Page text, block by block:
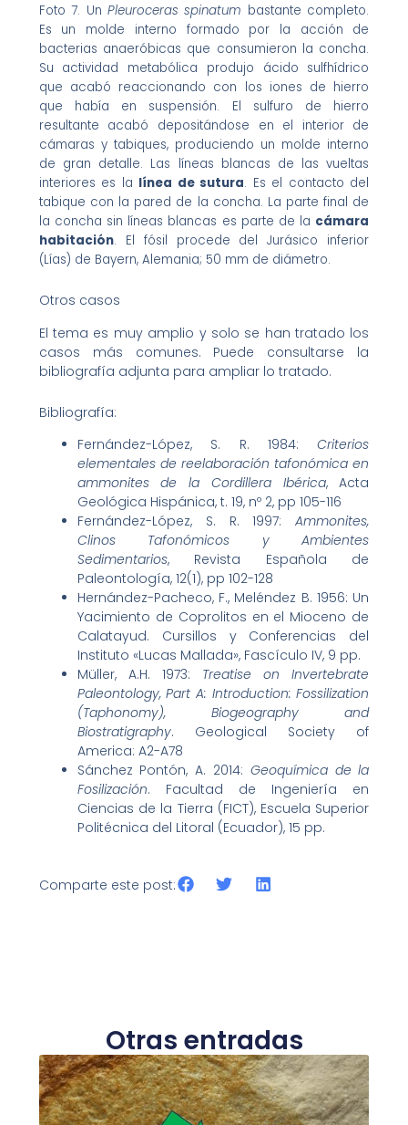
Foto 7. Un Pleuroceras spinatum bastante completo.
Es un molde interno formado por la acción de
bacterias anaeróbicas que consumieron la concha.
Su actividad metabólica produjo ácido sulfhídrico
que acabó reaccionando con los iones de hierro
que había en suspensión. El sulfuro de hierro
resultante acabó depositándose en el interior de
cámaras y tabiques, produciendo un molde interno
de gran detalle. Las líneas blancas de las vueltas
interiores es la línea de sutura. Es el contacto del
tabique con la pared de la concha. La parte final de
la concha sin líneas blancas es parte de la cámara
habitación. El fósil procede del Jurásico inferior
(Lías) de Bayern, Alemania; 50 mm de diámetro.
Otros casos
El tema es muy amplio y solo se han tratado los
casos más comunes. Puede consultarse la
bibliografía adjunta para ampliar lo tratado.
Bibliografía:
Fernández-López, S. R. 1984:Criterios
elementales de reelaboración tafonómica en
ammonites de la Cordillera Ibérica, Acta
Geológica Hispánica, t. 19, nº 2, pp 105-116
Fernández-López, S. R. 1997:Ammonites,
Clinos Tafonómicos y Ambientes
Sedimentarios, Revista Española de
Paleontología, 12(1), pp 102-128
Hernández-Pacheco, F., Meléndez B. 1956: Un
Yacimiento de Coprolitos en el Mioceno de
Calatayud. Cursillos y Conferencias del
Instituto «Lucas Mallada», Fascículo IV, 9 pp.
Müller, A.H. 1973: Treatise on Invertebrate
Paleontology, Part A: Introduction: Fossilization
(Taphonomy), Biogeography and
Biostratigraphy. Geological Society of
America: A2-A78
Sánchez Pontón, A. 2014: Geoquímica de la
Fosilización. Facultad de Ingeniería en
Ciencias de la Tierra (FICT), Escuela Superior
Politécnica del Litoral (Ecuador), 15 pp.
Comparte este post:
Otras entradas